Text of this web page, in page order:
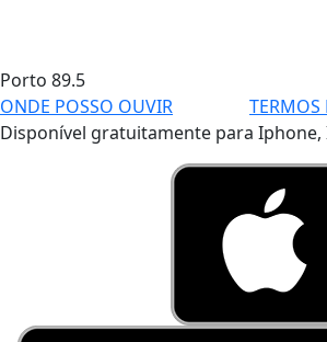
Porto 89.5
ONDE POSSO OUVIR
TERMOS
Disponível gratuitamente para Iphone,